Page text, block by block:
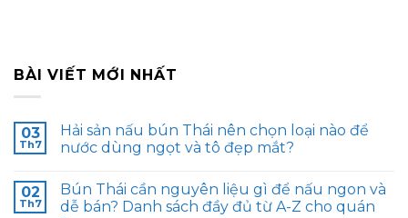
BÀI VIẾT MỚI NHẤT
03
Th7
Hải sản nấu bún Thái nên chọn loại nào để
nước dùng ngọt và tô đẹp mắt?
02
Th7
Bún Thái cần nguyên liệu gì để nấu ngon và
dễ bán? Danh sách đầy đủ từ A-Z cho quán